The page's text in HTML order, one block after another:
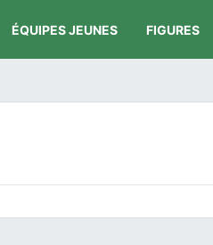
ÉQUIPES JEUNES FIGURES